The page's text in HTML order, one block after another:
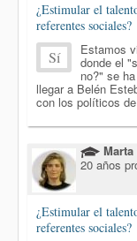
¿Estimular el
referentes sociales?
Sí Estamos
donde el
no?" se
llegar a Belén
con los políticos
20 años
¿Estimular el
referentes sociales?